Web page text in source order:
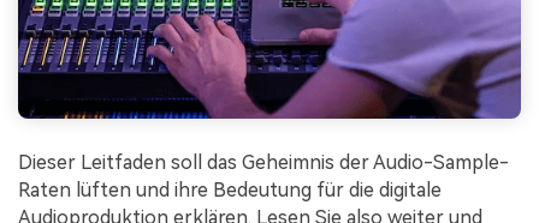
Dieser Leitfaden soll das Geheimnis der Audio-Sample-
Raten lüften und ihre Bedeutung für die digitale
Audioproduktion erklären. Lesen Sie also weiter und